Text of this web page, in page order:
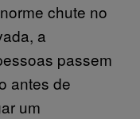
chute no
a
passem
antes de
um